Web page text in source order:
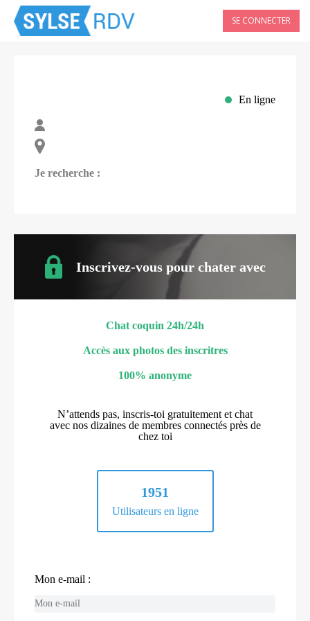
SE CONNECTER
En ligne
Je recherche :
Inscrivez-vous pour chater avec
Chat coquin 24h/24h
Accès aux photos des inscritres
100% anonyme
N’attends pas, inscris-toi gratuitement et chat
avec nos dizaines de membres connectés près de
chez toi
1951
Utilisateurs en ligne
Mon e-mail :